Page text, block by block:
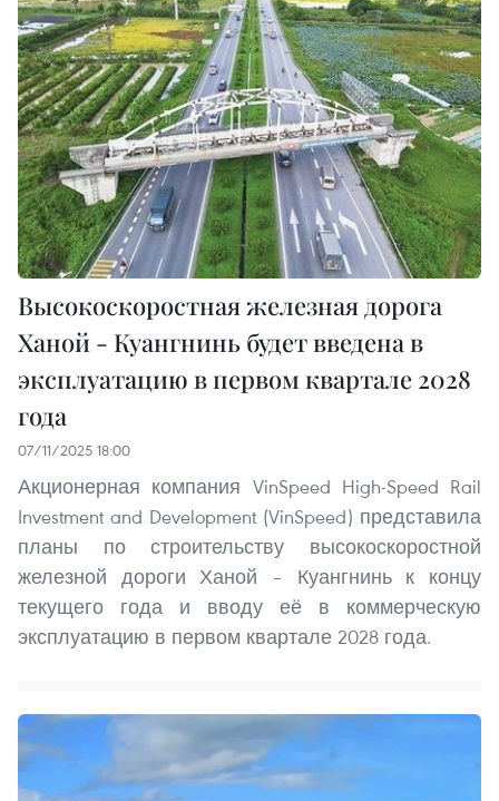
Высокоскоростная железная дорога
Ханой - Куангнинь будет введена в
эксплуатацию в первом квартале 2028
года
07/11/2025 18:00
Акционерная компания VinSpeed High-Speed Rail
Investment and Development (VinSpeed) представила
планы по строительству высокоскоростной
железной дороги Ханой – Куангнинь к концу
текущего года и вводу её в коммерческую
эксплуатацию в первом квартале 2028 года.